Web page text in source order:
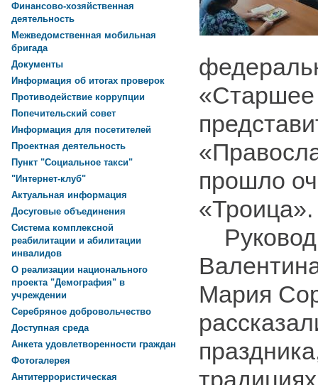
«Старшее
прошло
Мария
Финансово-хозяйственная
деятельность
Межведомственная мобильная
бригада
Документы
Информация об итогах проверок
Противодействие коррупции
Попечительский совет
Информация для посетителей
Проектная деятельность
Пункт "Социальное такси"
"Интернет-клуб"
Актуальная информация
Досуговые объединения
Система комплексной
реабилитации и абилитации
инвалидов
О реализации национального
проекта "Демография" в
учреждении
Серебряное добровольчество
Доступная среда
Анкета удовлетворенности граждан
Фотогалерея
Антитеррористическая